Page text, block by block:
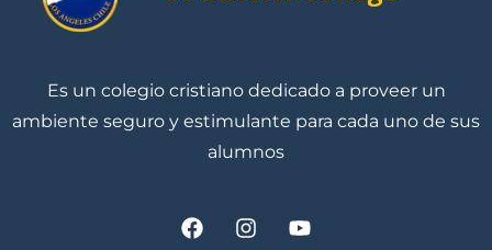
Es un colegio cristiano dedicado a proveer un
ambiente seguro y estimulante para cada uno de sus
alumnos